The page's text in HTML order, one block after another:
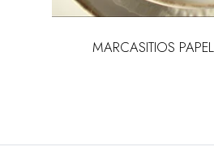
MARCASITIOS